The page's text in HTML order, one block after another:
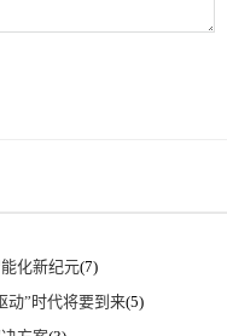
化新纪元(7)
动”时代将要到来(5)